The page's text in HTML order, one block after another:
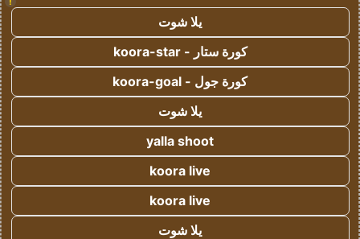
يلا شوت
كورة ستار - koora-star
كورة جول - koora-goal
يلا شوت
yalla shoot
koora live
koora live
يلا شوت